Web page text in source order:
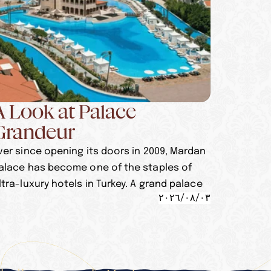
Look at Palace
since opening its doors in 2009, Mardan
has become one of the staples of
luxury hotels in Turkey. A grand palace
inspiration from the Dolmabahçe
٠٣‏/٠٨‏/٢٠٢٦